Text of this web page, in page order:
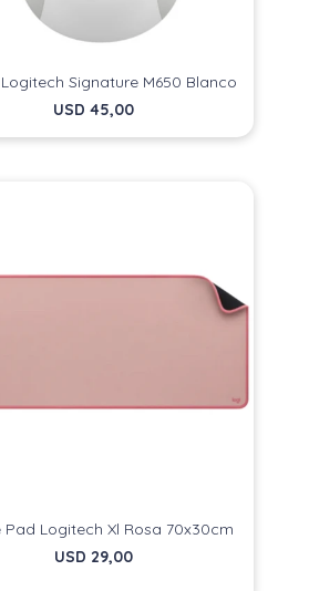
Signature M650 Blanco
USD 45,00
Pad Logitech Xl Rosa 70x30cm
USD 29,00